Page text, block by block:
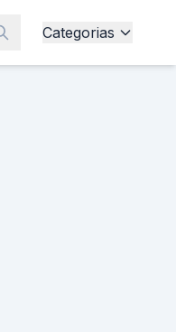
Categorias